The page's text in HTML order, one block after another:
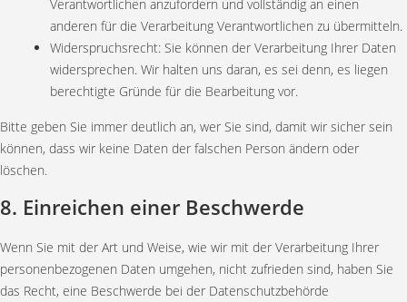
Verantwortlichen anzufordern und vollständig an einen
anderen für die Verarbeitung Verantwortlichen zu übermitteln.
Widerspruchsrecht: Sie können der Verarbeitung Ihrer Daten
widersprechen. Wir halten uns daran, es sei denn, es liegen
berechtigte Gründe für die Bearbeitung vor.
Bitte geben Sie immer deutlich an, wer Sie sind, damit wir sicher sein
können, dass wir keine Daten der falschen Person ändern oder
löschen.
8. Einreichen einer Beschwerde
Wenn Sie mit der Art und Weise, wie wir mit der Verarbeitung Ihrer
personenbezogenen Daten umgehen, nicht zufrieden sind, haben Sie
das Recht, eine Beschwerde bei der Datenschutzbehörde